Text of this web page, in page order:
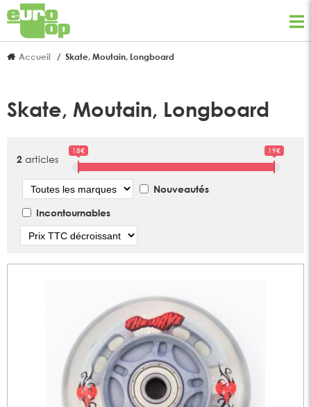
Accueil Skate, Moutain, Longboard
Skate, Moutain, Longboard
2 articles
18€ 19€
Marque
Nouveautés
Incontournables